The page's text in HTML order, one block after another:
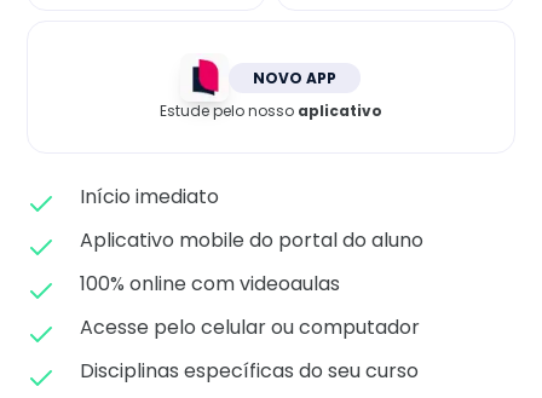
NOVO APP
Estude pelo nosso aplicativo
Início imediato
Aplicativo mobile do portal do aluno
100% online com videoaulas
Acesse pelo celular ou computador
Disciplinas específicas do seu curso